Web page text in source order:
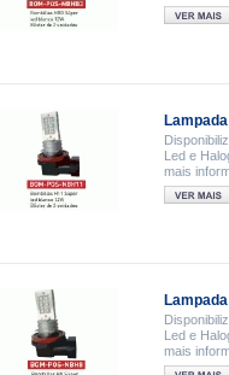
Led e
mais
Led e
mais